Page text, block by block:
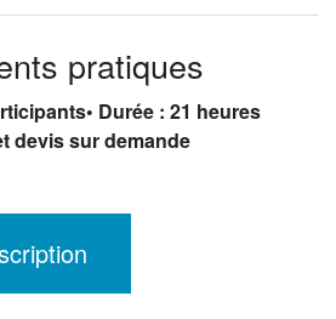
pratiques
• Durée : 21 heures
devis sur demande